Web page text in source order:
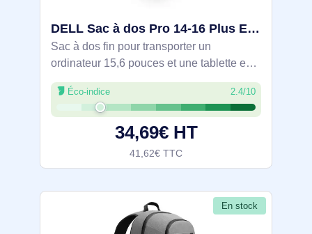
DELL Sac à dos Pro 14-16 Plus EcoLoop Slim - CP5724S - DELL-CP5724S
Sac à dos fin pour transporter un
ordinateur 15,6 pouces et une tablette en
sécurité. Rembourrage 360°, tissu
résistant à l’eau et aux salissures,
dessous en PVB. Conception EcoLoop :
tissu extérieur
Éco-indice 2.4/10
34,69€ HT
41,62€ TTC
En stock